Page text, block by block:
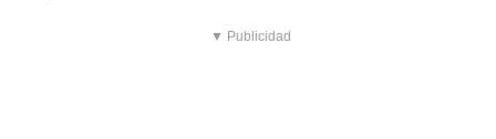
▼ Publicidad